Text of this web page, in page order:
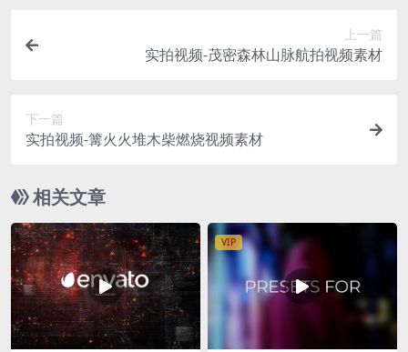
上一篇
实拍视频-茂密森林山脉航拍视频素材
下一篇
实拍视频-篝火火堆木柴燃烧视频素材
相关文章
VIP